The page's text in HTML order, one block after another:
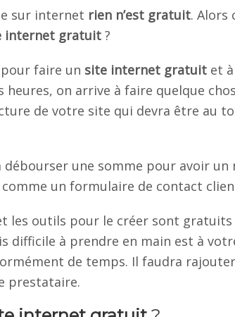
sur internet rien n’est gratuit. Alors
internet gratuit ?
faire un site internet gratuit et
on arrive à faire quelque
de votre site qui devra être au
débourser une somme pour avoir un
un formulaire de contact
les outils pour le créer sont
difficile à prendre en main est à
de temps. Il faudra
prestataire.